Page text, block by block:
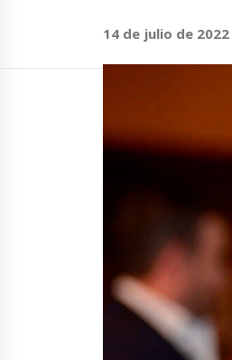
14 de julio de 2022